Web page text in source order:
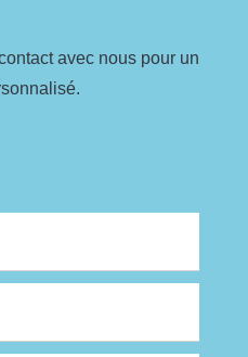
avec nous pour un